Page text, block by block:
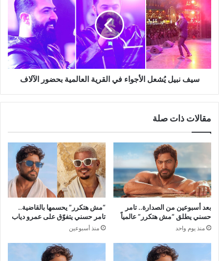
يُشعل
الأجواء
في
القرية
العالمية
بحضور
الآلاف
سيف نبيل يُشعل الأجواء في القرية العالمية بحضور الآلاف
مقالات ذات صلة
بعد أسبوعين من الصدارة.. تامر
حسني يطلق “مش هتكرر” عالمياً
منذ يوم واحد
“مش هتكرر” يحسمها بالقاضية..
تامر حسني يتفوّق على عمرو دياب
منذ أسبوعين